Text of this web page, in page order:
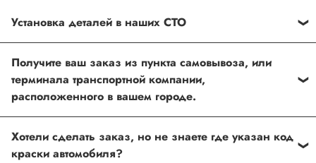
Установка деталей в наших СТО
можно установить в любом из наших установочных
центров по Москве
Получите ваш заказ из пункта самовывоза, или
терминала транспортной компании,
расположенного в вашем городе.
нашим менеджером
Хотели сделать заказ, но не знаете где указан код
краски автомобиля?